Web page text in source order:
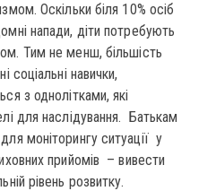
Оскільки біля 10% осіб
напади, діти потребують
Тим не менш, більшість
соціальні навички,
з однолітками, які
для наслідування. Батькам
моніторингу ситуації у
прийомів – вивести
рівень розвитку.